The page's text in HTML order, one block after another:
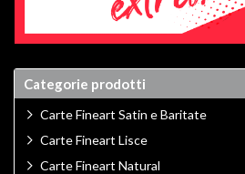
Categorie prodotti
Carte Fineart Satin e Baritate
Carte Fineart Lisce
Carte Fineart Natural